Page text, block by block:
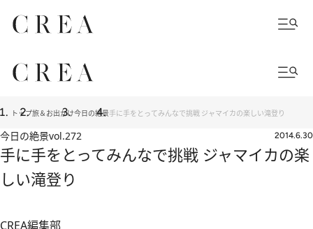
トップ旅＆お出かけ今日の絶景手に手をとってみんなで挑戦 ジャマイカの楽しい滝登り
今日の絶景vol.272 2014.6.30
手に手をとってみんなで挑戦 ジャマイカの楽
しい滝登り
CREA編集部